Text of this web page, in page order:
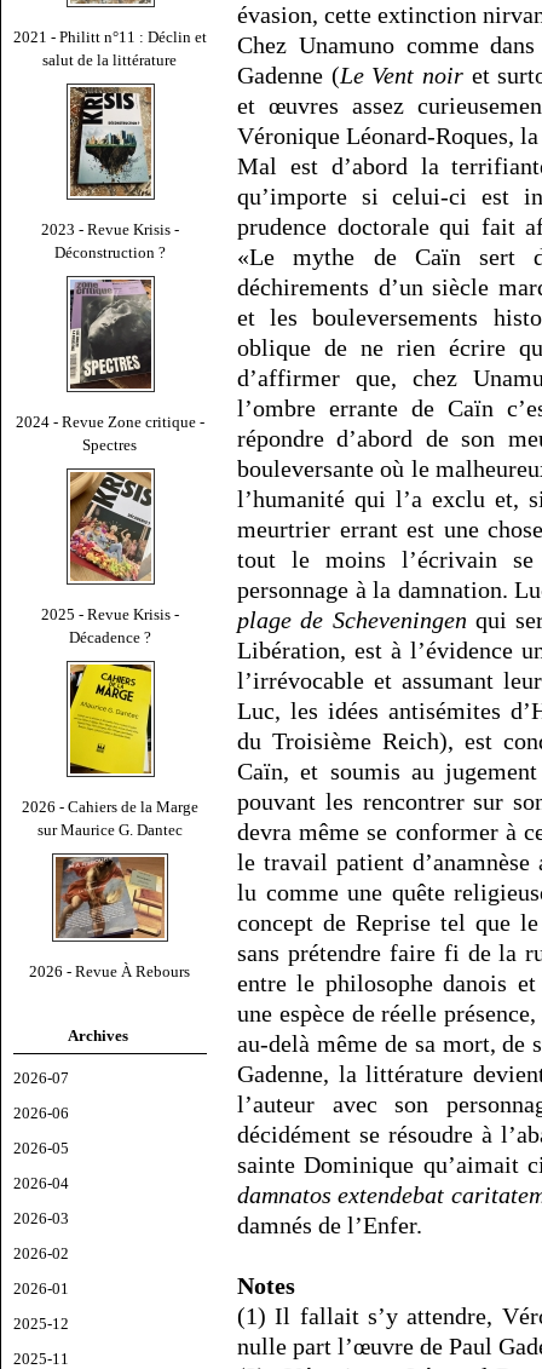
2021 - Philitt n°11 : Déclin et
salut de la littérature
2023 - Revue Krisis -
Déconstruction ?
2024 - Revue Zone critique -
Spectres
2025 - Revue Krisis -
Décadence ?
2026 - Cahiers de la Marge
sur Maurice G. Dantec
2026 - Revue À Rebours
Archives
2026-07
2026-06
2026-05
2026-04
2026-03
2026-02
2026-01
2025-12
2025-11
évasion, cette extinction
Chez Unamuno comme
Gadenne (Le Vent noir et
et œuvres assez
Véronique Léonard-Roques,
Mal est d’abord la
qu’importe si celui-ci est
prudence doctorale qui fait
«Le mythe de Caïn sert
déchirements d’un siècle
et les bouleversements
oblique de ne rien écrire
d’affirmer que, chez
l’ombre errante de Caïn
répondre d’abord de son
bouleversante où le
l’humanité qui l’a exclu et,
meurtrier errant est une
tout le moins l’écrivain
personnage à la damnation.
plage de Scheveningen qui
Libération, est à l’évidence
l’irrévocable et assumant
Luc, les idées antisémites
du Troisième Reich), est
Caïn, et soumis au
pouvant les rencontrer sur
devra même se conformer à
le travail patient
lu comme une quête
concept de Reprise tel que
sans prétendre faire fi de la
entre le philosophe danois
une espèce de réelle
au-delà même de sa mort, de
Gadenne, la littérature
l’auteur avec son
décidément se résoudre à
sainte Dominique qu’aimait
damnatos extendebat
damnés de l’Enfer.
Notes
(1) Il fallait s’y attendre,
nulle part l’œuvre de Paul